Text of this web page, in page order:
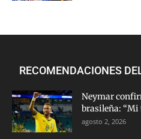
RECOMENDACIONES
Neymar
brasileña: “Mi
agosto 2, 2026